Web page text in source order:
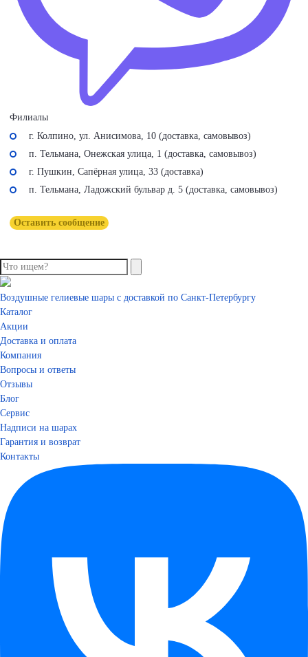
Филиалы
г. Колпино, ул. Анисимова, 10 (доставка, самовывоз)
п. Тельмана, Онежская улица, 1 (доставка, самовывоз)
г. Пушкин, Сапёрная улица, 33 (доставка)
п. Тельмана, Ладожский бульвар д. 5 (доставка, самовывоз)
Оставить сообщение
Воздушные гелиевые шары с доставкой по Санкт-Петербургу
Каталог
Акции
Доставка и оплата
Компания
Вопросы и ответы
Отзывы
Блог
Сервис
Надписи на шарах
Гарантия и возврат
Контакты